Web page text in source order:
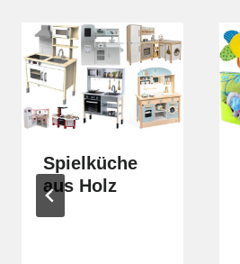
Spielküche
aus Holz